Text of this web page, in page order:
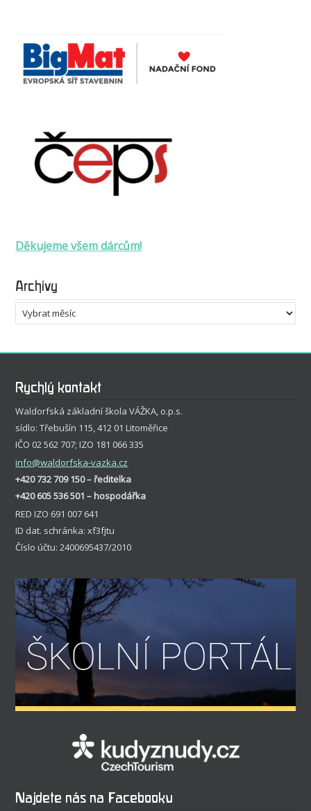
Děkujeme všem dárcům!
Archivy
Archivy
Rychlý kontakt
Waldorfská základní škola VÁŽKA, o.p.s.
sídlo: Třebušín 115, 412 01 Litoměřice
IČO 02 562 707; IZO 181 066 335
info@waldorfska-vazka.cz
+420 732 709 150 – ředitelka
+420 605 536 501 – hospodářka
RED IZO 691 007 641
ID dat. schránka: xf3fjtu
Číslo účtu: 2400695437/2010
Najdete nás na Facebooku